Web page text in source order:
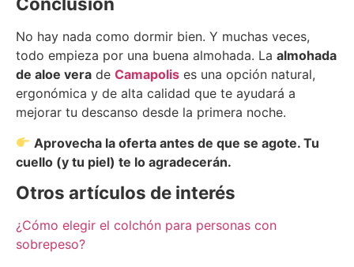
No hay nada como dormir bien. Y muchas veces,
todo empieza por una buena almohada. La almohada
de aloe vera de Camapolis es una opción natural,
ergonómica y de alta calidad que te ayudará a
mejorar tu descanso desde la primera noche.
Aprovecha la oferta antes de que se agote. Tu
cuello (y tu piel) te lo agradecerán.
Otros artículos de interés
¿Cómo elegir el colchón para personas con
sobrepeso?